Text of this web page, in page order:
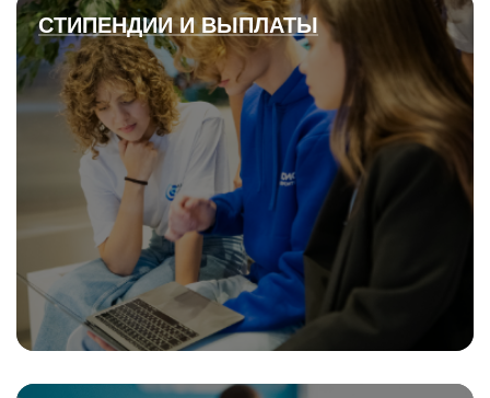
СТИПЕНДИИ И ВЫПЛАТЫ